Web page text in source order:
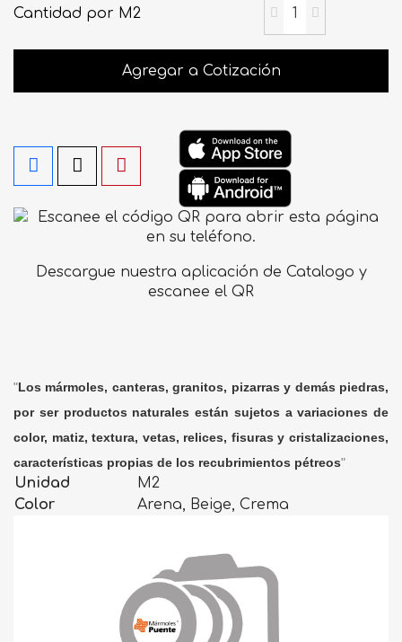
Cantidad por M2
Agregar a Cotización
Descargue nuestra aplicación de Catalogo y
escanee el QR
"Los mármoles, canteras, granitos, pizarras y demás piedras,
por ser productos naturales están sujetos a variaciones de
color, matiz, textura, vetas, relices, fisuras y cristalizaciones,
características propias de los recubrimientos pétreos"
Unidad
M2
Color
Arena, Beige, Crema